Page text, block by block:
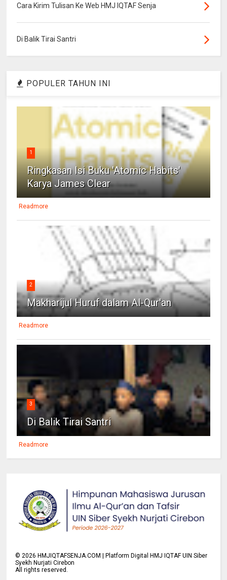
Cara Kirim Tulisan Ke Web HMJ IQTAF Senja
Di Balik Tirai Santri
POPULER TAHUN INI
1
Ringkasan Isi Buku 'Atomic Habits'
Karya James Clear
Readmore
2
Makharijul Huruf dalam Al-Qur'an
Readmore
3
Di Balik Tirai Santri
Readmore
©2026 HMJIQTAFSENJA.COM | Platform Digital HMJ IQTAF UIN Siber
Syekh Nurjati Cirebon
All rights reserved.